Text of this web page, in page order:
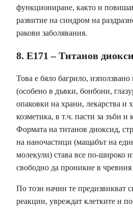
функциониране, както и
развитие на синдром на
ракови заболявания.
8. E171 – Титанов
Това е бяло багрило,
(особено в дъвки, бонбони,
опаковки на храни, лекарства и
козметика, в т.ч. пасти за зъби
Формата на титанов диоксид,
на наночастици (мащабът на
молекули) става все по-широко
свободно да проникне в чревния
По този начин те предизвикват
реакции, увреждат клетките и